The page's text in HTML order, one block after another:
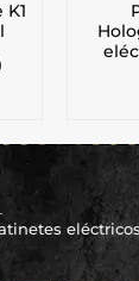
El
€28,50.
eléctricos